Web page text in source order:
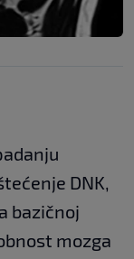
DNK,
bazičnoj
mozga